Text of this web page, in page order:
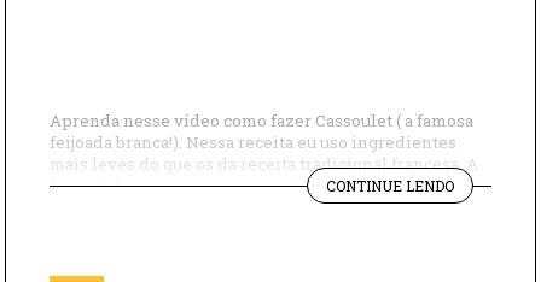
Aprenda nesse vídeo como fazer Cassoulet ( a famosa
feijoada branca!). Nessa receita eu uso ingredientes
mais leves do que os da receita tradicional francesa. A
feijoada branca é um prato perfeito para aquecer os dias
de frio! Não percam! INGREDIENTES: 100g Costelinha
CONTINUE LENDO"COMO
FAZER